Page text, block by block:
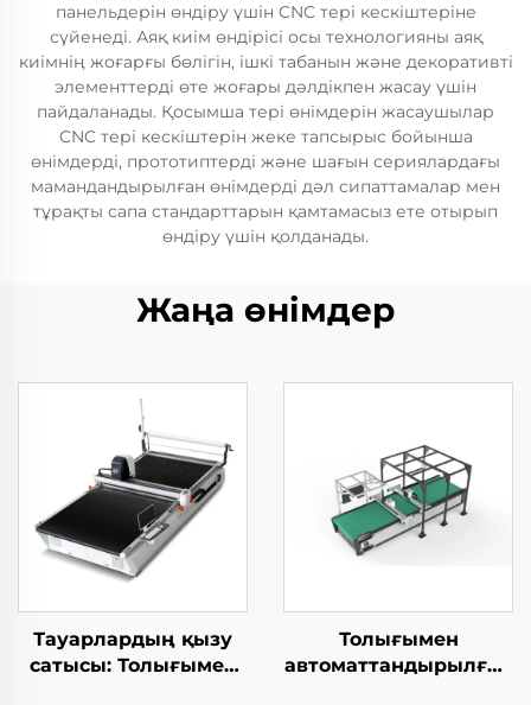
панельдерін өндіру үшін CNC тері кескіштеріне
сүйенеді. Аяқ киім өндірісі осы технологияны аяқ
киімнің жоғарғы бөлігін, ішкі табанын және декоративті
элементтерді өте жоғары дәлдікпен жасау үшін
пайдаланады. Қосымша тері өнімдерін жасаушылар
CNC тері кескіштерін жеке тапсырыс бойынша
өнімдерді, прототиптерді және шағын сериялардағы
мамандандырылған өнімдерді дәл сипаттамалар мен
тұрақты сапа стандарттарын қамтамасыз ете отырып
өндіру үшін қолданады.
Жаңа өнімдер
Тауарлардың қызу
сатысы: Толығымен
Толығымен
автоматтандырылған